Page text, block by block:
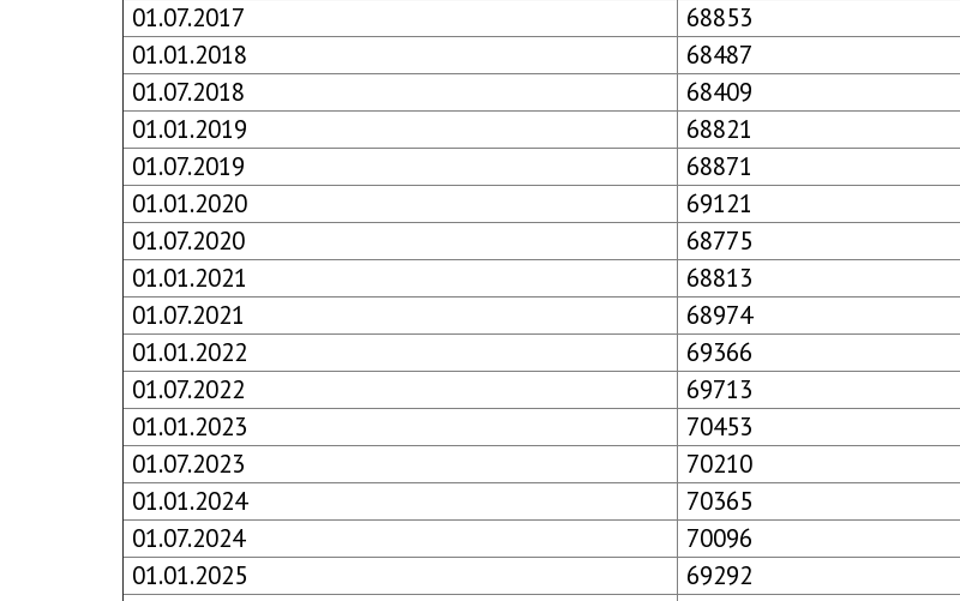
01.07.2017
68853
01.01.2018
68487
01.07.2018
68409
01.01.2019
68821
01.07.2019
68871
01.01.2020
69121
01.07.2020
68775
01.01.2021
68813
01.07.2021
68974
01.01.2022
69366
01.07.2022
69713
01.01.2023
70453
01.07.2023
70210
01.01.2024
70365
01.07.2024
70096
01.01.2025
69292